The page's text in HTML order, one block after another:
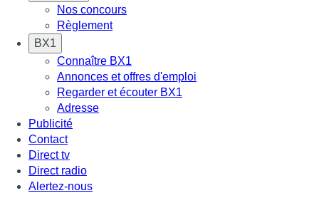
Nos concours
Règlement
BX1
Connaître BX1
Annonces et offres d'emploi
Regarder et écouter BX1
Adresse
Publicité
Contact
Direct tv
Direct radio
Alertez-nous